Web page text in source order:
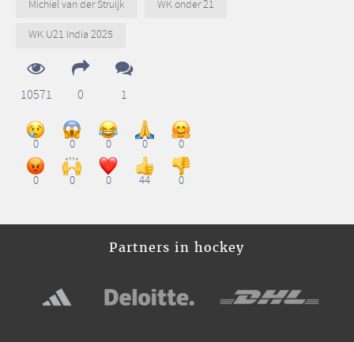
Michiel van der Struijk
WK onder 21
WK U21 India 2025
10571 0 1
0 0 0 0 0
0 0 0 44 0
Partners in hockey